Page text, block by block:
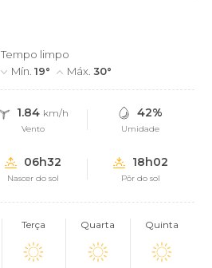
Tempo limpo
Mín.19° Máx.30°
1.84 km/h
Vento
42%
Umidade
06h32
Nascer do sol
18h02
Pôr do sol
Terça Quarta Quinta